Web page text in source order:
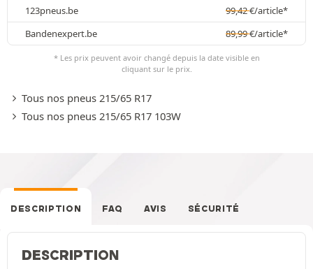
123pneus.be
99,42€/article*
Bandenexpert.be
89,99€/article*
* Les prix peuvent avoir changé depuis la date visible en
cliquant sur le prix.
Tous nos pneus 215/65 R17
Tous nos pneus 215/65 R17 103W
DESCRIPTION FAQ AVIS SÉCURITÉ
DESCRIPTION